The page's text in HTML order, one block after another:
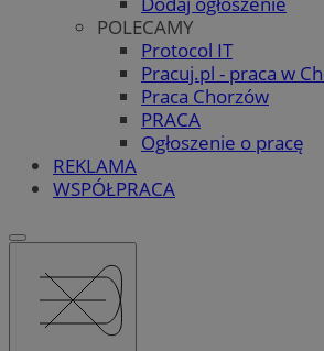
POLECAMY
Protocol IT
Pracuj.pl - praca w
Praca Chorzów
PRACA
Ogłoszenie o pracę
REKLAMA
WSPÓŁPRACA